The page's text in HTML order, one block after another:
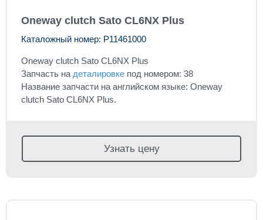
Oneway clutch Sato CL6NX Plus
Каталожный номер: P11461000
Oneway clutch Sato CL6NX Plus
Запчасть на деталировке под номером: 38
Название запчасти на английском языке: Oneway
clutch Sato CL6NX Plus.
Узнать цену